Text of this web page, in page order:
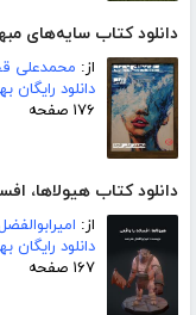
دانلود کتاب سایه‌های
از: محمدعلی
دانلود
۱۷۶ صفحه
دانلود کتاب هیولاها،
از:
دانلود
۱۶۷ صفحه